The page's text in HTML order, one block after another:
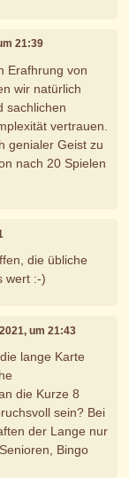
21:39
Erafhrung von
wir natürlich
sachlichen
vertrauen.
genialer Geist zu
nach 20 Spielen
die übliche
wert :-)
um 21:43
lange Karte
die Kurze 8
sein? Bei
der Lange nur
Bingo